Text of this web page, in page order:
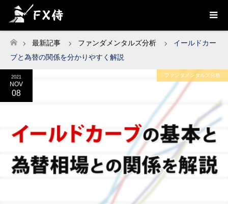
ホーム
最新記事 ファンダメンタルズ分析
イールドカー
ブと為替の関係を分かりやすく解説
2021
NOV
08
ファンダメンタルズ分析